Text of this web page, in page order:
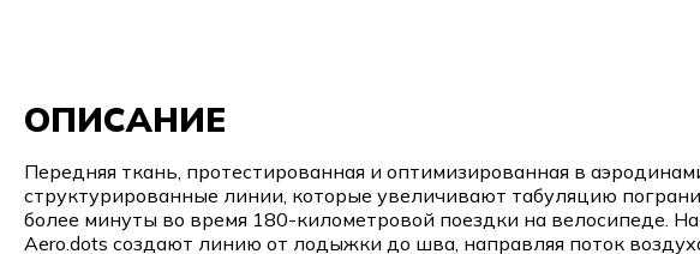
ОПИСАНИЕ
Передняя ткань, протестированная и оптимизированная в
структурированные линии, которые увеличивают табуляцию
более минуты во время 180-километровой поездки на велосипеде.
Aero.dots создают линию от лодыжки до шва, направляя поток